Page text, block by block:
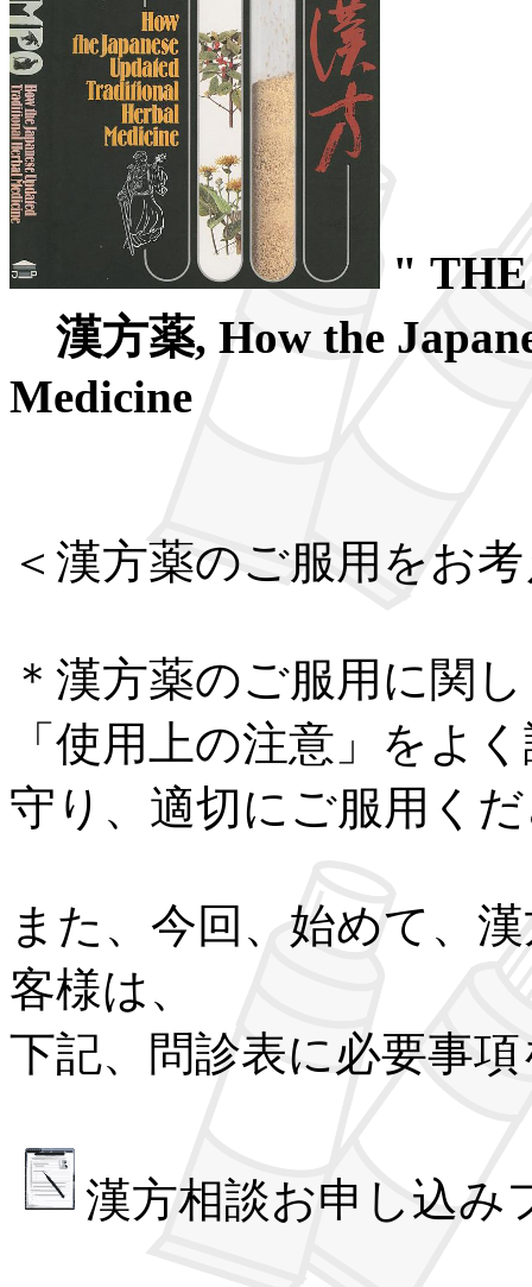
"
漢方薬, How the
Medicine
＜漢方薬のご服用をお
＊漢方薬のご服用に関
「使用上の注意」をよ
守り、適切にご服用く
また、今回、始めて、
客様は、
下記、問診表に必要事
漢方相談お申し込み